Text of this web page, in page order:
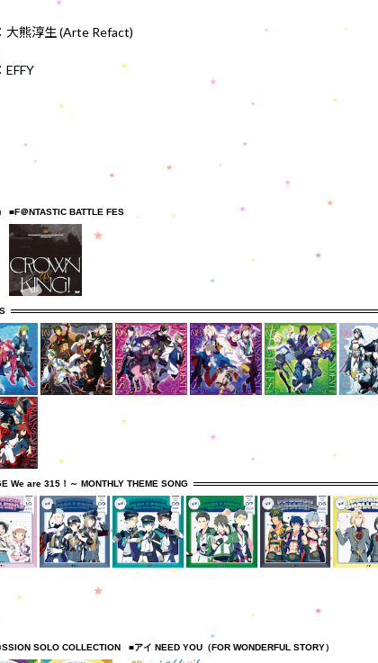
熊淳生 (Arte Refact)
■F＠NTASTIC BATTLE FES
We are 315！～ MONTHLY THEME SONG
SOLO COLLECTION ■アイ NEED YOU（FOR WONDERFUL STORY）